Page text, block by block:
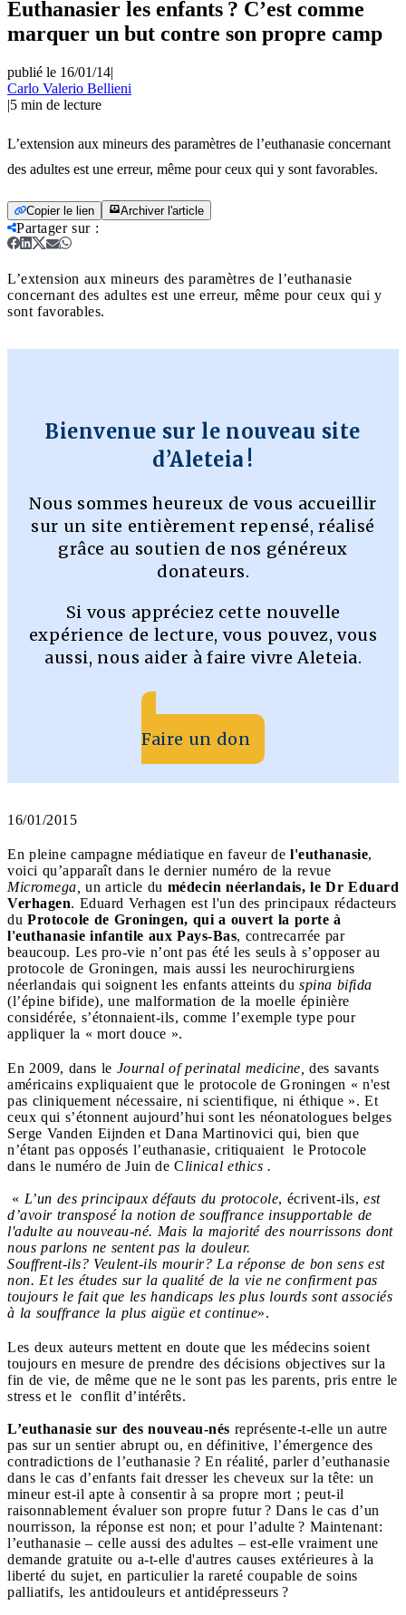
Euthanasier les enfants ? C’est comme
marquer un but contre son propre camp
publié le 16/01/14|
Carlo Valerio Bellieni
|5 min de lecture
L’extension aux mineurs des paramètres de l’euthanasie concernant
des adultes est une erreur, même pour ceux qui y sont favorables.
Copier le lien Archiver l'article
Partager sur:
L’extension aux mineurs des paramètres de l’euthanasie
concernant des adultes est une erreur, même pour ceux qui y
sont favorables.
Bienvenue sur le nouveau site
d’Aleteia !
Nous sommes heureux de vous accueillir
sur un site entièrement repensé, réalisé
grâce au soutien de nos généreux
donateurs.
Si vous appréciez cette nouvelle
expérience de lecture, vous pouvez, vous
aussi, nous aider à faire vivre Aleteia.
Faire un don
16/01/2015
En pleine campagne médiatique en faveur de l'euthanasie,
voici qu’apparaît dans le dernier numéro de la revue
Micromega, un article du médecin néerlandais, le Dr Eduard
Verhagen. Eduard Verhagen est l'un des principaux rédacteurs
du Protocole de Groningen, qui a ouvert la porte à
l'euthanasie infantile aux Pays-Bas, contrecarrée par
beaucoup. Les pro-vie n’ont pas été les seuls à s’opposer au
protocole de Groningen, mais aussi les neurochirurgiens
néerlandais qui soignent les enfants atteints du spina bifida
(l’épine bifide), une malformation de la moelle épinière
considérée, s’étonnaient-ils, comme l’exemple type pour
appliquer la « mort douce ».
En 2009, dans le Journal of perinatal medicine, des savants
américains expliquaient que le protocole de Groningen « n'est
pas cliniquement nécessaire, ni scientifique, ni éthique ». Et
ceux qui s’étonnent aujourd’hui sont les néonatologues belges
Serge Vanden Eijnden et Dana Martinovici qui, bien que
n’étant pas opposés l’euthanasie, critiquaient le Protocole
dans le numéro de Juin de Clinical ethics .
« L’un des principaux défauts du protocole, écrivent-ils, est
d’avoir transposé la notion de souffrance insupportable de
l'adulte au nouveau-né. Mais la majorité des nourrissons dont
nous parlons ne sentent pas la douleur.
Souffrent-ils? Veulent-ils mourir? La réponse de bon sens est
non. Et les études sur la qualité de la vie ne confirment pas
toujours le fait que les handicaps les plus lourds sont associés
à la souffrance la plus aigüe et continue».
Les deux auteurs mettent en doute que les médecins soient
toujours en mesure de prendre des décisions objectives sur la
fin de vie, de même que ne le sont pas les parents, pris entre le
stress et le conflit d’intérêts.
L’euthanasie sur des nouveau-nés représente-t-elle un autre
pas sur un sentier abrupt ou, en définitive, l’émergence des
contradictions de l’euthanasie ? En réalité, parler d’euthanasie
dans le cas d’enfants fait dresser les cheveux sur la tête: un
mineur est-il apte à consentir à sa propre mort ; peut-il
raisonnablement évaluer son propre futur ? Dans le cas d’un
nourrisson, la réponse est non; et pour l’adulte ? Maintenant:
l’euthanasie – celle aussi des adultes – est-elle vraiment une
demande gratuite ou a-t-elle d'autres causes extérieures à la
liberté du sujet, en particulier la rareté coupable de soins
palliatifs, les antidouleurs et antidépresseurs ?